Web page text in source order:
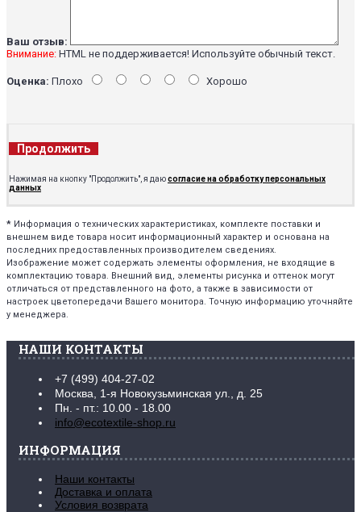
Ваш отзыв:
Внимание: HTML не поддерживается! Используйте обычный текст.
Оценка: Плохо Хорошо
Продолжить
Нажимая на кнопку "Продолжить", я даюсогласие на обработку персональных
данных
* Информация о технических характеристиках, комплекте поставки и
внешнем виде товара носит информационный характер и основана на
последних предоставленных производителем сведениях.
Изображение может содержать элементы оформления, не входящие в
комплектацию товара. Внешний вид, элементы рисунка и оттенок могут
отличаться от представленного на фото, а также в зависимости от
настроек цветопередачи Вашего монитора. Точную информацию уточняйте
у менеджера.
НАШИ КОНТАКТЫ
+7 (499) 404-27-02
Москва, 1-я Новокузьминская ул., д. 25
Пн. - пт.: 10.00 - 18.00
info@ecotextile-shop.ru
ИНФОРМАЦИЯ
Наши контакты
Доставка и оплата
Условия возврата